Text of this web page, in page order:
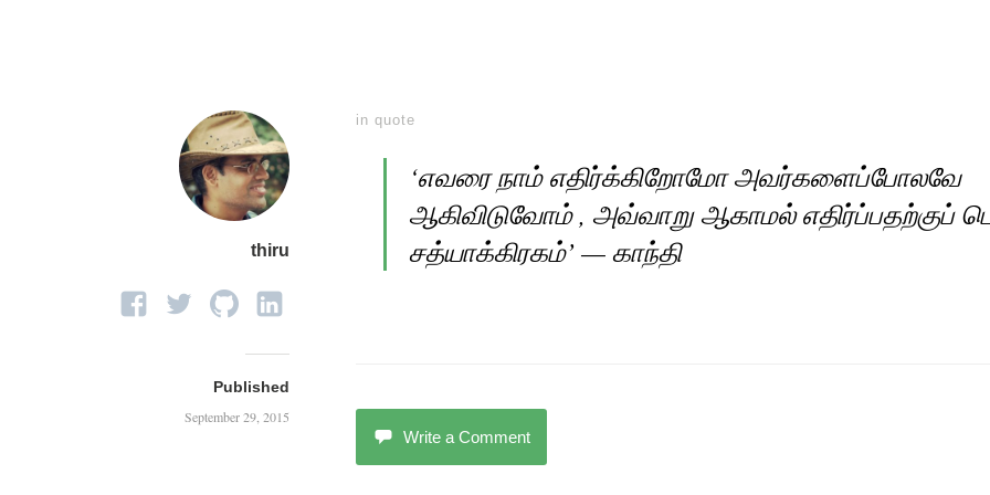
thiru
Published
September 29, 2015
in quote
‘எவரை நாம் எதிர்க்கிறோமோ அவர்களைப்போலவே
ஆகிவிடுவோம் , அவ்வாறு ஆகாமல் எதிர்ப்பதற்குப்
சத்யாக்கிரகம்’ — காந்தி
Write a Comment